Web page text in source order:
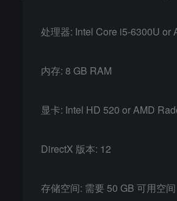
处理器: Intel Core i5-6300U or
内存: 8 GB RAM
显卡: Intel HD 520 or AMD
DirectX 版本: 12
存储空间: 需要 50 GB 可用空间